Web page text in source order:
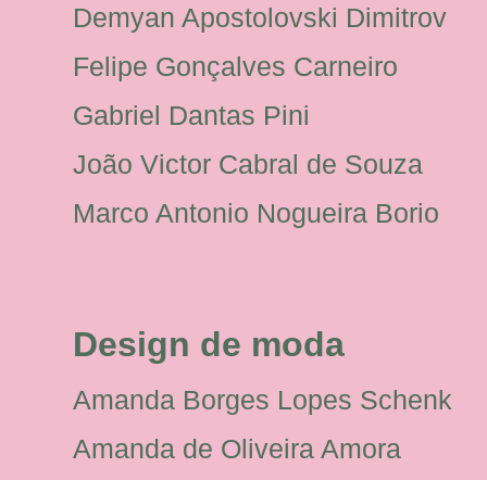
Demyan Apostolovski Dimitrov
Felipe Gonçalves Carneiro
Gabriel Dantas Pini
João Victor Cabral de Souza
Marco Antonio Nogueira Borio
Design de moda
Amanda Borges Lopes Schenk
Amanda de Oliveira Amora